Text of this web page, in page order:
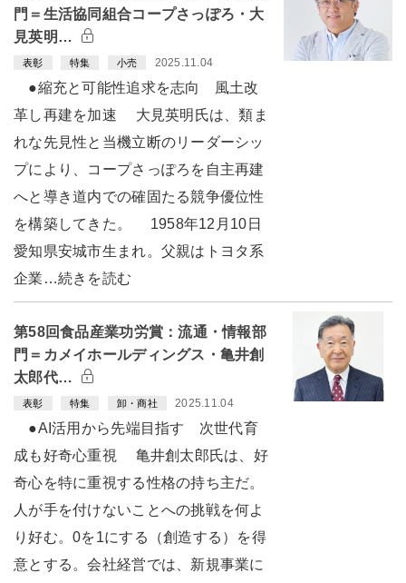
門＝生活協同組合コープさっぽろ・大
見英明…
表彰 特集 小売 2025.11.04
●縮充と可能性追求を志向 風土改
革し再建を加速 大見英明氏は、類ま
れな先見性と当機立断のリーダーシッ
プにより、コープさっぽろを自主再建
へと導き道内での確固たる競争優位性
を構築してきた。 1958年12月10日
愛知県安城市生まれ。父親はトヨタ系
企業…続きを読む
第58回食品産業功労賞：流通・情報部
門＝カメイホールディングス・亀井創
太郎代…
表彰 特集 卸・商社 2025.11.04
●AI活用から先端目指す 次世代育
成も好奇心重視 亀井創太郎氏は、好
奇心を特に重視する性格の持ち主だ。
人が手を付けないことへの挑戦を何よ
り好む。0を1にする（創造する）を得
意とする。会社経営では、新規事業に